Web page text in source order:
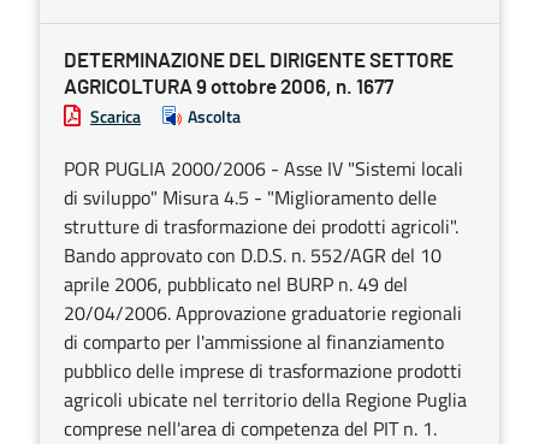
DETERMINAZIONE DEL DIRIGENTE SETTORE
AGRICOLTURA 9 ottobre 2006, n. 1677
Scarica Ascolta
POR PUGLIA 2000/2006 - Asse IV "Sistemi locali
di sviluppo" Misura 4.5 - "Miglioramento delle
strutture di trasformazione dei prodotti agricoli".
Bando approvato con D.D.S. n. 552/AGR del 10
aprile 2006, pubblicato nel BURP n. 49 del
20/04/2006. Approvazione graduatorie regionali
di comparto per l'ammissione al finanziamento
pubblico delle imprese di trasformazione prodotti
agricoli ubicate nel territorio della Regione Puglia
comprese nell'area di competenza del PIT n. 1.